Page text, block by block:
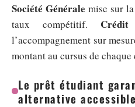
Société Générale mise sur
taux compétitif.
l’accompagnement sur
montant au cursus de chaque
Le prêt étudiant
alternative accessible